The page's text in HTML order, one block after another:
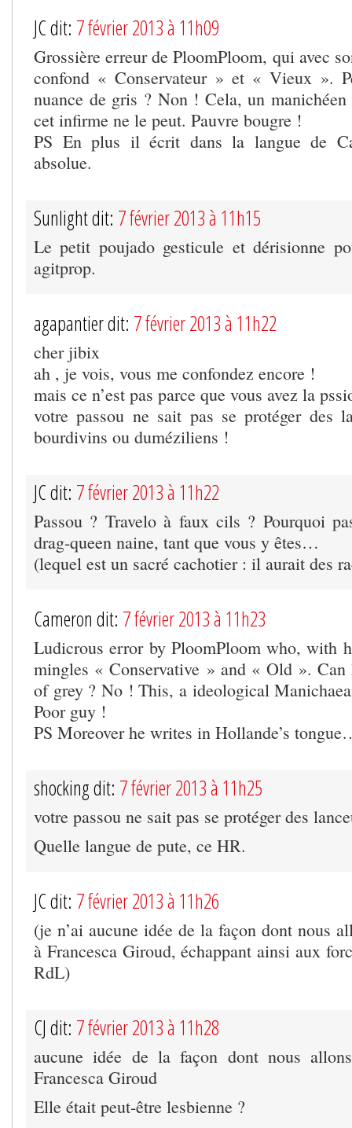
JC dit: 7 février 2013 à 11h09
Grossière erreur de PloomPloom, qui avec
confond « Conservateur » et « Vieux ».
nuance de gris ? Non ! Cela, un
cet infirme ne le peut. Pauvre bougre !
PS En plus il écrit dans la langue de
absolue.
Sunlight dit: 7 février 2013 à 11h15
Le petit poujado gesticule et dérisionne
agitprop.
agapantier dit: 7 février 2013 à 11h22
cher jibix
ah , je vois, vous me confondez encore !
mais ce n’est pas parce que vous avez la
votre passou ne sait pas se protéger des
bourdivins ou duméziliens !
JC dit: 7 février 2013 à 11h22
Passou ? Travelo à faux cils ? Pourquoi
drag-queen naine, tant que vous y êtes…
(lequel est un sacré cachotier : il aurait des
Cameron dit: 7 février 2013 à 11h23
Ludicrous error by PloomPloom who, with
mingles « Conservative » and « Old ». Can
of grey ? No ! This, a ideological
Poor guy !
PS Moreover he writes in Hollande’s
shocking dit: 7 février 2013 à 11h25
votre passou ne sait pas se protéger des
Quelle langue de pute, ce HR.
JC dit: 7 février 2013 à 11h26
(je n’ai aucune idée de la façon dont nous
à Francesca Giroud, échappant ainsi aux
RdL)
CJ dit: 7 février 2013 à 11h28
aucune idée de la façon dont nous
Francesca Giroud
Elle était peut-être lesbienne ?